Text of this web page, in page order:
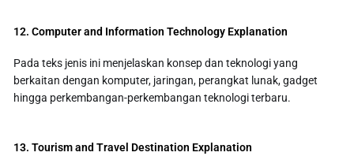
12. Computer and Information Technology Explanation
Pada teks jenis ini menjelaskan konsep dan teknologi yang
berkaitan dengan komputer, jaringan, perangkat lunak, gadget
hingga perkembangan-perkembangan teknologi terbaru.
13. Tourism and Travel Destination Explanation